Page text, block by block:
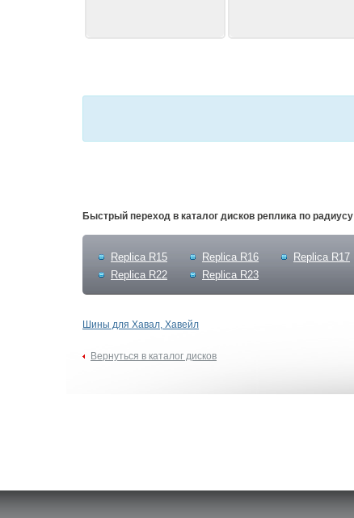
Быстрый переход в каталог дисков реплика по радиусу
Replica R15 Replica R16 Replica R17
Replica R22
Replica R23
Шины для Хавал, Хавейл
Вернуться в каталог дисков